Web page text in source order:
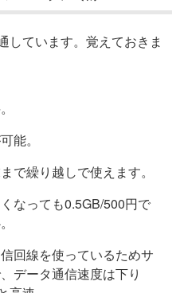
しています。覚えておきま
能。
で繰り越しで使えます。
なっても0.5GB/500円で
回線を使っているためサ
データ通信速度は下り